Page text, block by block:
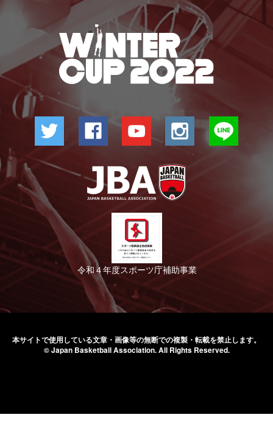
令和４年度スポーツ庁補助事業
本サイトで使用している文章・画像等の無断での複製・転載を禁止します。
© Japan Basketball Association.All Rights Reserved.